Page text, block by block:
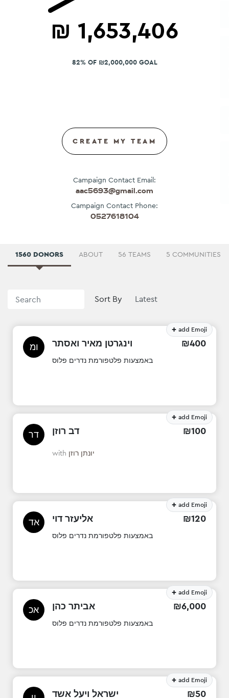
₪ 1,653,406
82% OF ₪2,000,000 GOAL
CREATE MY TEAM
Campaign Contact Email:
aac5693@gmail.com
Campaign Contact Phone:
0527618104
1560 DONORS ABOUT 56 TEAMS 5 COMMUNITIES
Sort By
ומ וינגרטן מאיר ואסתר ₪400
באמצעות פלטפורמת נדרים פלוס
+ add Emoji
דר דב רוזן ₪100
with יונתן רוזן
+ add Emoji
אד אליעזר דוי ₪120
באמצעות פלטפורמת נדרים פלוס
+ add Emoji
אכ אביתר כהן ₪6,000
באמצעות פלטפורמת נדרים פלוס
+ add Emoji
ישראל ויעל אשד ₪50
+ add Emoji